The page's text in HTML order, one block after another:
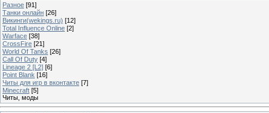
Разное [91]
Танки онлайн [26]
Викинги(wekings.ru) [12]
Total Influence Online [2]
Warface [38]
CrossFire [21]
World Of Tanks [26]
Call Of Duty [4]
Lineage 2 [L2] [6]
Point Blank [16]
Читы для игр в вконтакте [7]
Minecraft [5]
Читы, моды